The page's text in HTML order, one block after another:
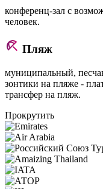
конференц-зал с
человек.
Пляж
муниципальный,
зонтики на пляже -
трансфер на пляж.
Прокрутить